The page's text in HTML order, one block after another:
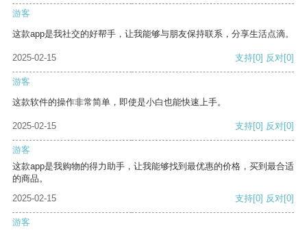
游客
这款app是我社交的好帮手，让我能够与朋友保持联系，分享生活点滴。
2025-02-15 支持[0] 反对[0]
游客
这款软件的操作非常简单，即使是小白也能快速上手。
2025-02-15 支持[0] 反对[0]
游客
这款app是我购物的得力助手，让我能够找到最优惠的价格，买到最合适
的商品。
2025-02-15
支持[0] 反对[0]
游客